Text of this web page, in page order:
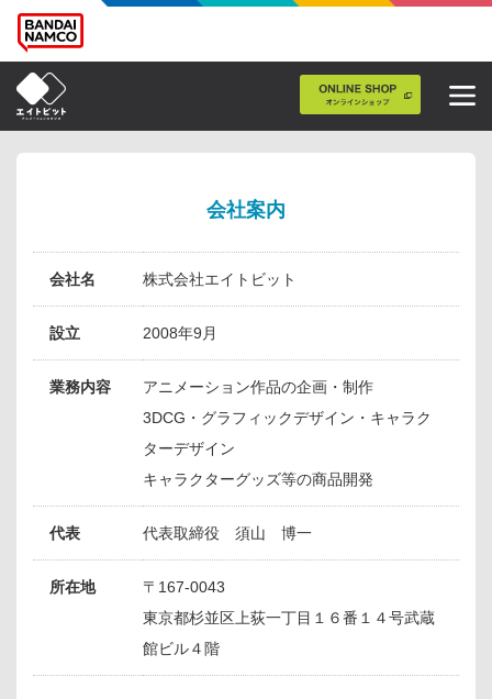
会社案内
会社名 株式会社エイトビット
設立 2008年9月
業務内容
アニメーション作品の企画・制作
3DCG・グラフィックデザイン・キャラク
ターデザイン
キャラクターグッズ等の商品開発
代表 代表取締役 須山 博一
所在地
〒167-0043
東京都杉並区上荻一丁目１６番１４号武蔵
館ビル４階